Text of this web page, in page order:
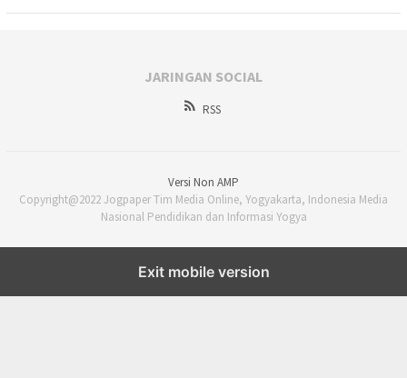
JARINGAN SOCIAL
RSS
Versi Non AMP
Copyright@2022 Jogpaper Tim Media Online, Yogyakarta, Indonesia Media
Nasional Pendidikan dan Informasi Yogya
Exit mobile version